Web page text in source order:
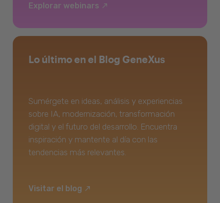
Explorar webinars
Lo último en el Blog GeneXus
Sumérgete en ideas, análisis y experiencias
sobre IA, modernización, transformación
digital y el futuro del desarrollo. Encuentra
inspiración y mantente al día con las
tendencias más relevantes.
Visitar el blog